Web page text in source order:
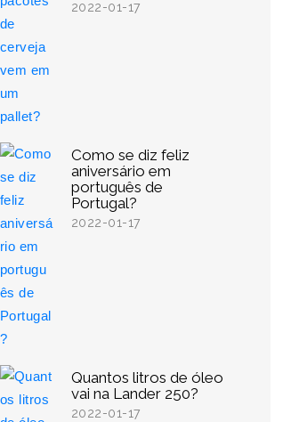
2022-01-17
Como se diz feliz
aniversário em
português de
Portugal?
2022-01-17
Quantos litros de óleo
vai na Lander 250?
2022-01-17